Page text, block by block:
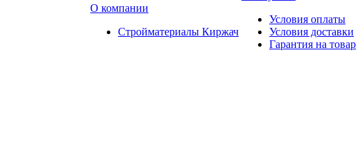
О компании
Стройматериалы Киржач
Условия оплаты
Условия доставки
Гарантия на товар